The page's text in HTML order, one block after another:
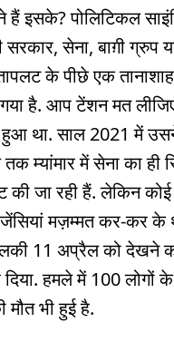
इसके? पोलिटिकल
सेना, बाग़ी
के पीछे एक
है. आप टेंशन मत
हुआ था. साल 2021 में
में सेना का ही
जा रही हैं. लेकिन
मज़म्मत कर-कर के
11 अप्रैल को देखने को
दिया. हमले में 100
मौत भी हुई है.